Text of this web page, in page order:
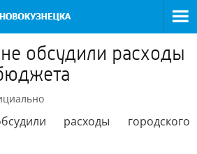
обсудили расходы
расходы городского